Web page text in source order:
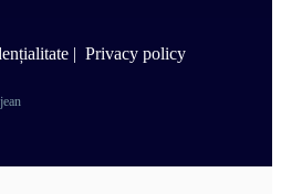
| Privacy policy